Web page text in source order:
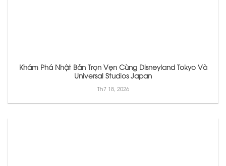
Khám Phá Nhật Bản Trọn Vẹn Cùng Disneyland Tokyo Và
Universal Studios Japan
Th7 18, 2026